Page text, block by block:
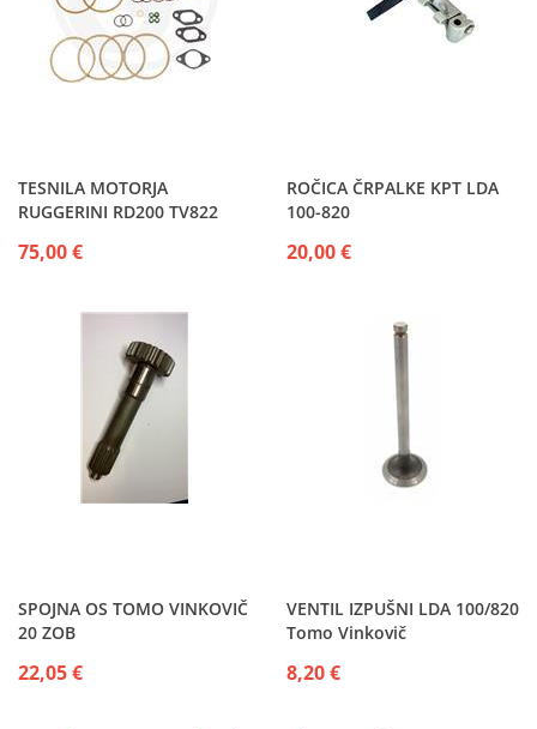
TESNILA MOTORJA
RUGGERINI RD200 TV822
75,00 €
ROČICA ČRPALKE KPT LDA
100-820
20,00 €
SPOJNA OS TOMO VINKOVIČ
20 ZOB
22,05 €
VENTIL IZPUŠNI LDA 100/820
Tomo Vinkovič
8,20 €